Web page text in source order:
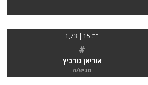
בת 15 | 1,73
#
אוריאן גורביץ
מגיש/ה